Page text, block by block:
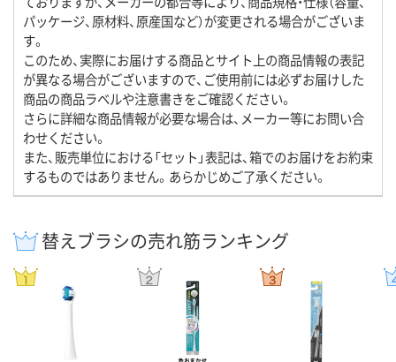
パッケージ、原材料、原産国など）が変更される場合がございま
す。
このため、実際にお届けする商品とサイト上の商品情報の表記
が異なる場合がございますので、ご使用前には必ずお届けした
商品の商品ラベルや注意書きをご確認ください。
さらに詳細な商品情報が必要な場合は、メーカー等にお問い合
わせください。
また、販売単位における「セット」表記は、箱でのお届けをお約束
するものではありません。あらかじめご了承ください。
替えブラシの売れ筋ランキング